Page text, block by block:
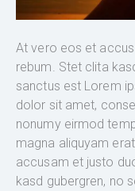
At vero eos et
rebum. Stet clita
sanctus est Lorem
dolor sit amet,
nonumy eirmod
magna aliquyam
accusam et justo
kasd gubergren, no